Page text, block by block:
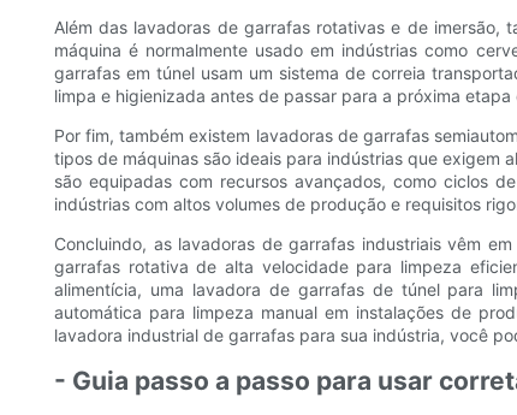
Além das lavadoras de garrafas rotativas e de imersão,
máquina é normalmente usado em indústrias como
garrafas em túnel usam um sistema de correia
limpa e higienizada antes de passar para a próxima
Por fim, também existem lavadoras de garrafas
tipos de máquinas são ideais para indústrias que exigem
são equipadas com recursos avançados, como ciclos
indústrias com altos volumes de produção e requisitos
Concluindo, as lavadoras de garrafas industriais vêm
garrafas rotativa de alta velocidade para limpeza
alimentícia, uma lavadora de garrafas de túnel para
automática para limpeza manual em instalações de
lavadora industrial de garrafas para sua indústria, você
- Guia passo a passo para usar